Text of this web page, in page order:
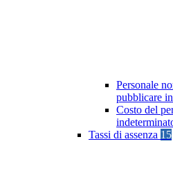
Personale
pubblicare
Costo del
Tassi di assenza 15